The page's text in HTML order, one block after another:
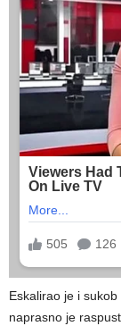
Eskalirao je i
naprasno je